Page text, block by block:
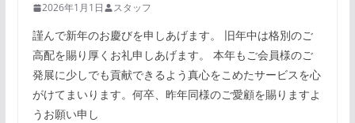
2026年1月1日 スタッフ
謹んで新年のお慶びを申しあげます。 旧年中は格別のご
高配を賜り厚くお礼申しあげます。 本年もご会員様のご
発展に少しでも貢献できるよう真心をこめたサービスを心
がけてまいります。何卒、昨年同様のご愛顧を賜りますよ
うお願い申し